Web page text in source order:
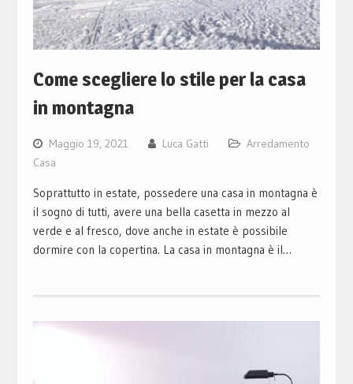
Come scegliere lo stile per la casa
in montagna
Maggio 19, 2021 Luca Gatti
Arredamento
Casa
Soprattutto in estate, possedere una casa in montagna è
il sogno di tutti, avere una bella casetta in mezzo al
verde e al fresco, dove anche in estate è possibile
dormire con la copertina. La casa in montagna è il…